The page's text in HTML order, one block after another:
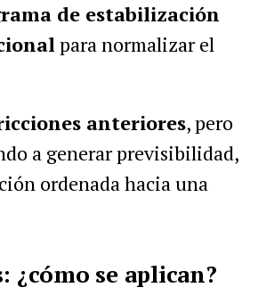
de estabilización
para normalizar el
anteriores, pero
a generar previsibilidad,
ordenada hacia una
¿cómo se aplican?